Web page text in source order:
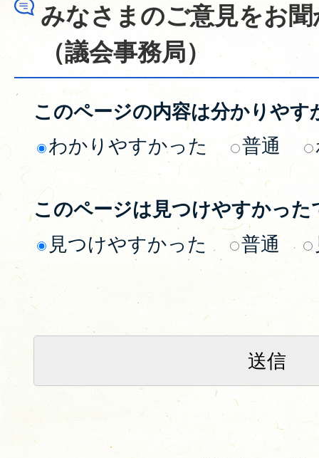
みなさまのご意見をお
（議会事務局）
このページの内容は分かりやす
わかりやすかった
普通
このページは見つけやすかった
見つけやすかった
普通